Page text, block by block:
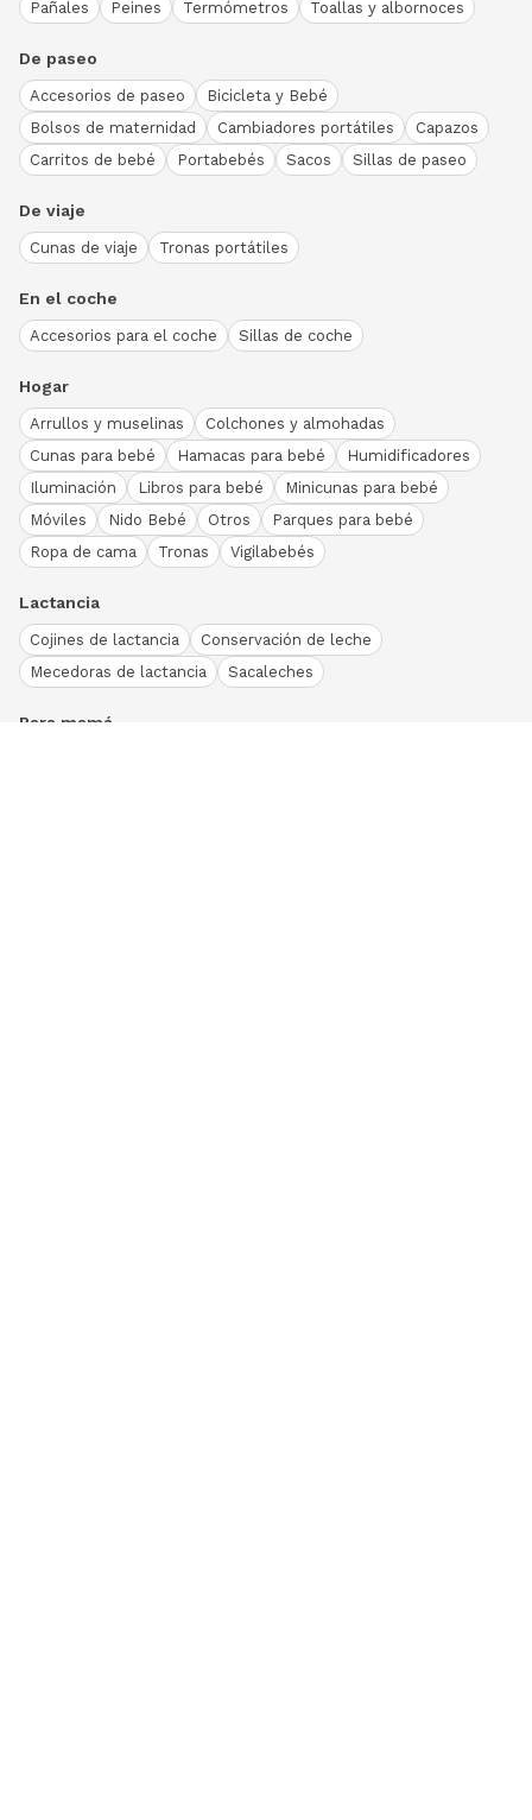
Pañales
Peines Termómetros Toallas y albornoces
De paseo
Accesorios de paseo
Bicicleta y Bebé
Bolsos de maternidad
Cambiadores portátiles
Capazos
Carritos de bebé
Portabebés Sacos Sillas de paseo
De viaje
Cunas de viaje Tronas portátiles
En el coche
Accesorios para el coche Sillas de coche
Hogar
Arrullos y muselinas
Colchones y almohadas
Cunas para bebé
Hamacas para bebé
Humidificadores
Iluminación
Libros para bebé
Minicunas para bebé
Móviles
Nido Bebé Otros
Parques para bebé
Ropa de cama
Tronas Vigilabebés
Lactancia
Cojines de lactancia
Conservación de leche
Mecedoras de lactancia
Sacaleches
Para mamá